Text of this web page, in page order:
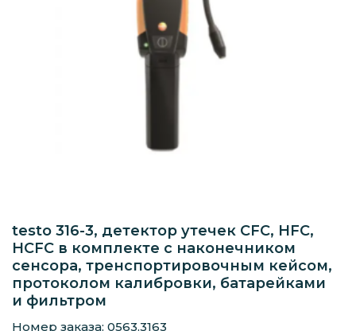
testo 316-3, детектор утечек CFC, HFC,
HCFC в комплекте с наконечником
сенсора, тренспортировочным кейсом,
протоколом калибровки, батарейками
и фильтром
Номер заказа: 0563.3163